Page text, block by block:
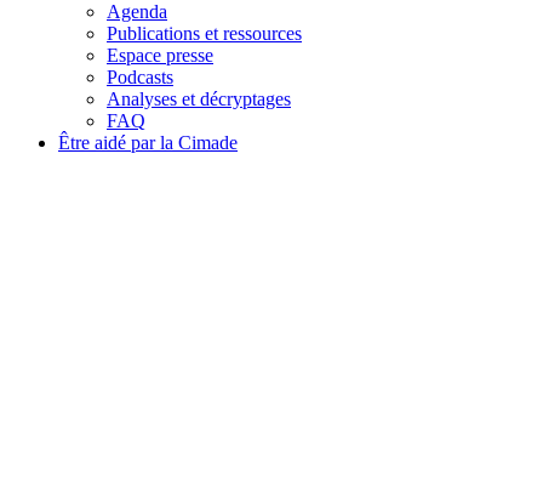
Agenda
Publications et ressources
Espace presse
Podcasts
Analyses et décryptages
FAQ
Être aidé par la Cimade